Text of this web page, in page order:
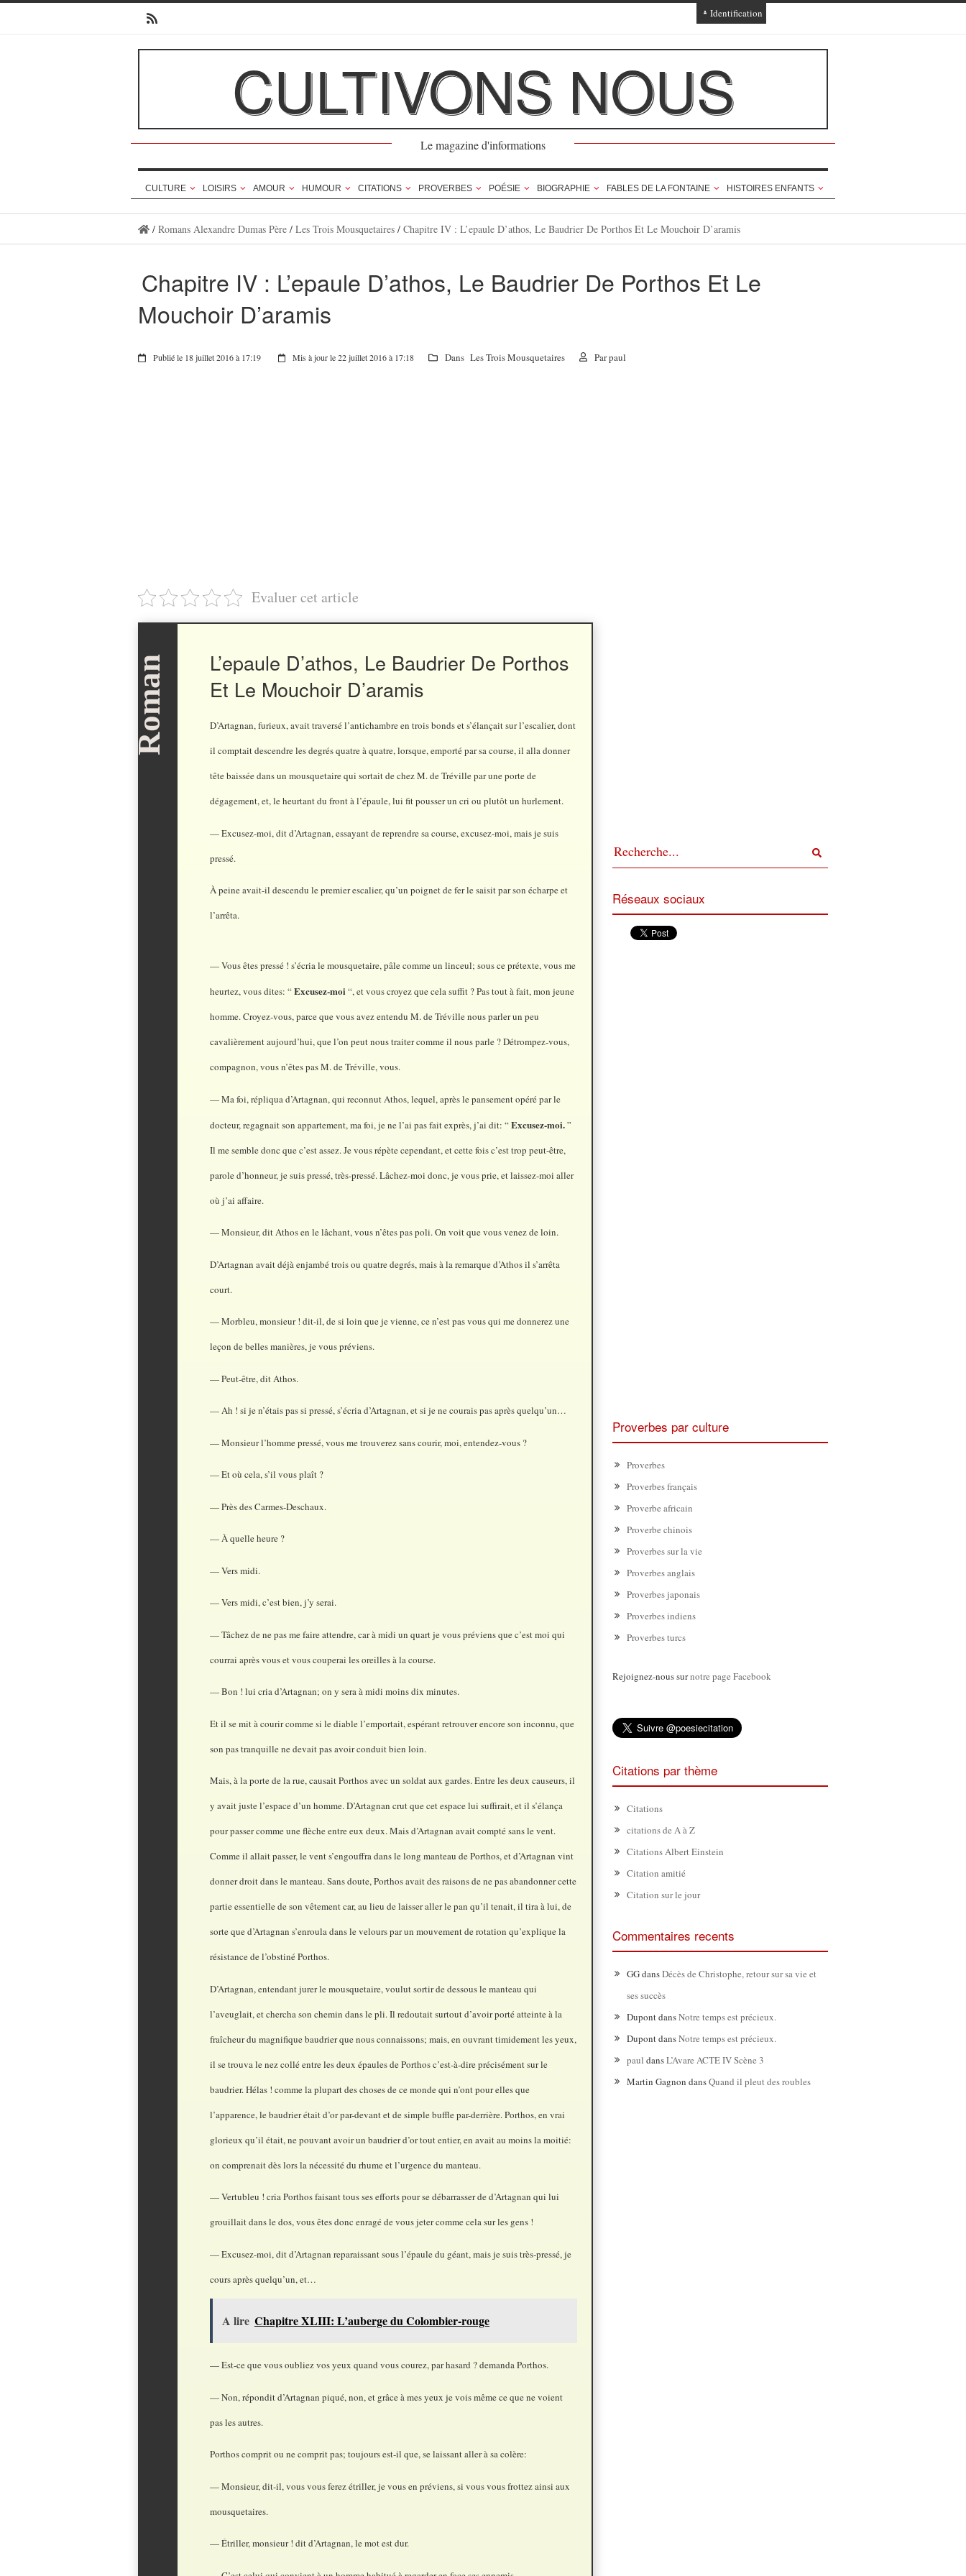
Identification
Ajout texte ou poème
CULTIVONS NOUS
Le magazine d'informations
CULTURE LOISIRS AMOUR HUMOUR CITATIONS PROVERBES POÉSIE BIOGRAPHIE FABLES DE LA FONTAINE HISTOIRES ENFANTS
/ Romans Alexandre Dumas Père/ Les Trois Mousquetaires/ Chapitre IV : L’epaule D’athos, Le Baudrier De Porthos Et Le Mouchoir D’aramis
Chapitre IV : L’epaule D’athos, Le Baudrier De Porthos Et Le
Mouchoir D’aramis
Publié le 18 juillet 2016 à 17:19 Mis à jour le 22 juillet 2016 à 17:18 Dans Les Trois Mousquetaires Parpaul
Evaluer cet article
L’epaule D’athos, Le Baudrier De Porthos
Et Le Mouchoir D’aramis
D’Artagnan, furieux, avait traversé l’antichambre en trois bonds et s’élançait sur l’escalier, dont
il comptait descendre les degrés quatre à quatre, lorsque, emporté par sa course, il alla donner
tête baissée dans un mousquetaire qui sortait de chez M. de Tréville par une porte de
dégagement, et, le heurtant du front à l’épaule, lui fit pousser un cri ou plutôt un hurlement.
— Excusez-moi, dit d’Artagnan, essayant de reprendre sa course, excusez-moi, mais je suis
pressé.
À peine avait-il descendu le premier escalier, qu’un poignet de fer le saisit par son écharpe et
l’arrêta.
— Vous êtes pressé ! s’écria le mousquetaire, pâle comme un linceul; sous ce prétexte, vous me
heurtez, vous dites: “Excusez-moi“, et vous croyez que cela suffit ? Pas tout à fait, mon jeune
homme. Croyez-vous, parce que vous avez entendu M. de Tréville nous parler un peu
cavalièrement aujourd’hui, que l’on peut nous traiter comme il nous parle ? Détrompez-vous,
compagnon, vous n’êtes pas M. de Tréville, vous.
— Ma foi, répliqua d’Artagnan, qui reconnut Athos, lequel, après le pansement opéré par le
docteur, regagnait son appartement, ma foi, je ne l’ai pas fait exprès, j’ai dit: “Excusez-moi.”
Il me semble donc que c’est assez. Je vous répète cependant, et cette fois c’est trop peut-être,
parole d’honneur, je suis pressé, très-pressé. Lâchez-moi donc, je vous prie, et laissez-moi aller
où j’ai affaire.
— Monsieur, dit Athos en le lâchant, vous n’êtes pas poli. On voit que vous venez de loin.
D’Artagnan avait déjà enjambé trois ou quatre degrés, mais à la remarque d’Athos il s’arrêta
court.
— Morbleu, monsieur ! dit-il, de si loin que je vienne, ce n’est pas vous qui me donnerez une
leçon de belles manières, je vous préviens.
— Peut-être, dit Athos.
— Ah ! si je n’étais pas si pressé, s’écria d’Artagnan, et si je ne courais pas après quelqu’un…
— Monsieur l’homme pressé, vous me trouverez sans courir, moi, entendez-vous ?
— Et où cela, s’il vous plaît ?
— Près des Carmes-Deschaux.
— À quelle heure ?
— Vers midi.
— Vers midi, c’est bien, j’y serai.
— Tâchez de ne pas me faire attendre, car à midi un quart je vous préviens que c’est moi qui
courrai après vous et vous couperai les oreilles à la course.
— Bon ! lui cria d’Artagnan; on y sera à midi moins dix minutes.
Et il se mit à courir comme si le diable l’emportait, espérant retrouver encore son inconnu, que
son pas tranquille ne devait pas avoir conduit bien loin.
Mais, à la porte de la rue, causait Porthos avec un soldat aux gardes. Entre les deux causeurs, il
y avait juste l’espace d’un homme. D’Artagnan crut que cet espace lui suffirait, et il s’élança
pour passer comme une flèche entre eux deux. Mais d’Artagnan avait compté sans le vent.
Comme il allait passer, le vent s’engouffra dans le long manteau de Porthos, et d’Artagnan vint
donner droit dans le manteau. Sans doute, Porthos avait des raisons de ne pas abandonner cette
partie essentielle de son vêtement car, au lieu de laisser aller le pan qu’il tenait, il tira à lui, de
sorte que d’Artagnan s’enroula dans le velours par un mouvement de rotation qu’explique la
résistance de l’obstiné Porthos.
D’Artagnan, entendant jurer le mousquetaire, voulut sortir de dessous le manteau qui
l’aveuglait, et chercha son chemin dans le pli. Il redoutait surtout d’avoir porté atteinte à la
fraîcheur du magnifique baudrier que nous connaissons; mais, en ouvrant timidement les yeux,
il se trouva le nez collé entre les deux épaules de Porthos c’est-à-dire précisément sur le
baudrier. Hélas ! comme la plupart des choses de ce monde qui n’ont pour elles que
l’apparence, le baudrier était d’or par-devant et de simple buffle par-derrière. Porthos, en vrai
glorieux qu’il était, ne pouvant avoir un baudrier d’or tout entier, en avait au moins la moitié:
on comprenait dès lors la nécessité du rhume et l’urgence du manteau.
— Vertubleu ! cria Porthos faisant tous ses efforts pour se débarrasser de d’Artagnan qui lui
grouillait dans le dos, vous êtes donc enragé de vous jeter comme cela sur les gens !
— Excusez-moi, dit d’Artagnan reparaissant sous l’épaule du géant, mais je suis très-pressé, je
cours après quelqu’un, et…
A lire Chapitre XLIII: L’auberge du Colombier-rouge
— Est-ce que vous oubliez vos yeux quand vous courez, par hasard ? demanda Porthos.
— Non, répondit d’Artagnan piqué, non, et grâce à mes yeux je vois même ce que ne voient
pas les autres.
Porthos comprit ou ne comprit pas; toujours est-il que, se laissant aller à sa colère:
— Monsieur, dit-il, vous vous ferez étriller, je vous en préviens, si vous vous frottez ainsi aux
mousquetaires.
— Étriller, monsieur ! dit d’Artagnan, le mot est dur.
Réseaux sociaux
Proverbes par culture
Proverbes
Proverbes français
Proverbe africain
Proverbe chinois
Proverbes sur la vie
Proverbes anglais
Proverbes japonais
Proverbes indiens
Proverbes turcs
Rejoignez-nous surnotre page Facebook
Citations par thème
Citations
citations de A à Z
Citations Albert Einstein
Citation amitié
Citation sur le jour
Commentaires recents
GGdansDécès de Christophe, retour sur sa vie et
ses succès
DupontdansNotre temps est précieux.
DupontdansNotre temps est précieux.
paul dansL’Avare ACTE IV Scène 3
Martin Gagnon dansQuand il pleut des roubles